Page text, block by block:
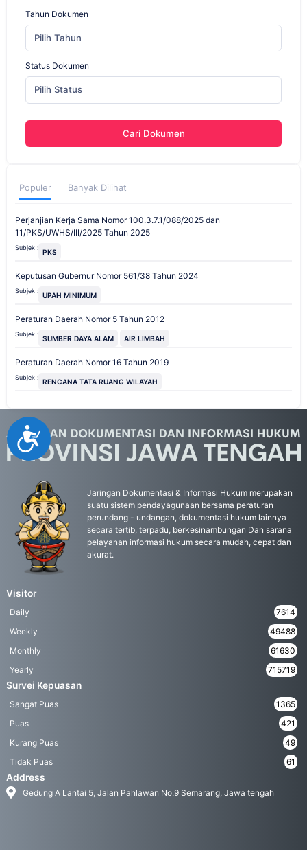
Accessibility
Tahun Dokumen
Pilih Tahun
Status Dokumen
Pilih Status
Cari Dokumen
Populer Banyak Dilihat
Perjanjian Kerja Sama Nomor 100.3.7.1/088/2025 dan
11/PKS/UWHS/III/2025 Tahun 2025
Subjek : PKS
Keputusan Gubernur Nomor 561/38 Tahun 2024
Subjek : UPAH MINIMUM
Peraturan Daerah Nomor 5 Tahun 2012
Subjek : SUMBER DAYA ALAM AIR LIMBAH
Peraturan Daerah Nomor 16 Tahun 2019
Subjek : RENCANA TATA RUANG WILAYAH
Jaringan Dokumentasi & Informasi Hukum merupakan
suatu sistem pendayagunaan bersama peraturan
perundang - undangan, dokumentasi hukum lainnya
secara tertib, terpadu, berkesinambungan Dan sarana
pelayanan informasi hukum secara mudah, cepat dan
akurat.
Visitor
Daily
7614
Weekly
49488
Monthly
61630
Yearly
715719
Survei Kepuasan
Sangat Puas
1365
Puas
421
Kurang Puas
49
Tidak Puas
61
Address
Gedung A Lantai 5, Jalan Pahlawan No.9 Semarang, Jawa tengah